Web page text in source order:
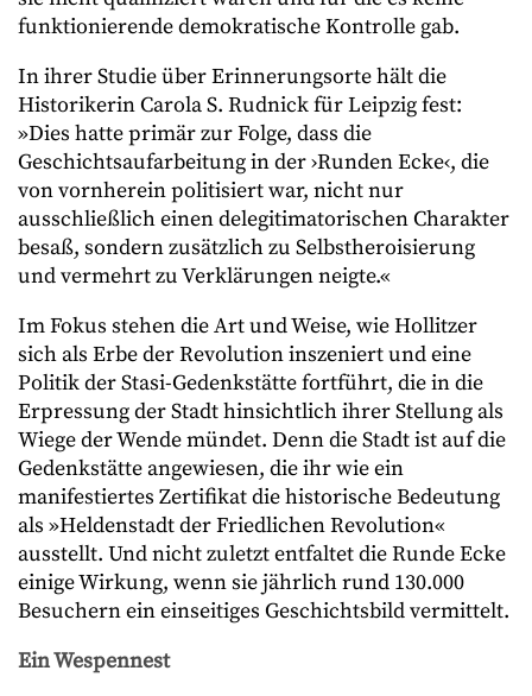
funktionierende demokratische Kontrolle gab.
In ihrer Studie über Erinnerungsorte hält die
Historikerin Carola S. Rudnick für Leipzig fest:
»Dies hatte primär zur Folge, dass die
Geschichtsaufarbeitung in der ›Runden Ecke‹, die
von vornherein politisiert war, nicht nur
ausschließlich einen delegitimatorischen Charakter
besaß, sondern zusätzlich zu Selbstheroisierung
und vermehrt zu Verklärungen neigte.«
Im Fokus stehen die Art und Weise, wie Hollitzer
sich als Erbe der Revolution inszeniert und eine
Politik der Stasi-Gedenkstätte fortführt, die in die
Erpressung der Stadt hinsichtlich ihrer Stellung als
Wiege der Wende mündet. Denn die Stadt ist auf die
Gedenkstätte angewiesen, die ihr wie ein
manifestiertes Zertifikat die historische Bedeutung
als »Heldenstadt der Friedlichen Revolution«
ausstellt. Und nicht zuletzt entfaltet die Runde Ecke
einige Wirkung, wenn sie jährlich rund 130.000
Besuchern ein einseitiges Geschichtsbild vermittelt.
Ein Wespennest